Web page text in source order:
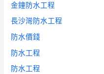
金鐘防水工程
長沙灣防水工程
防水價錢
防水工程
防水工程